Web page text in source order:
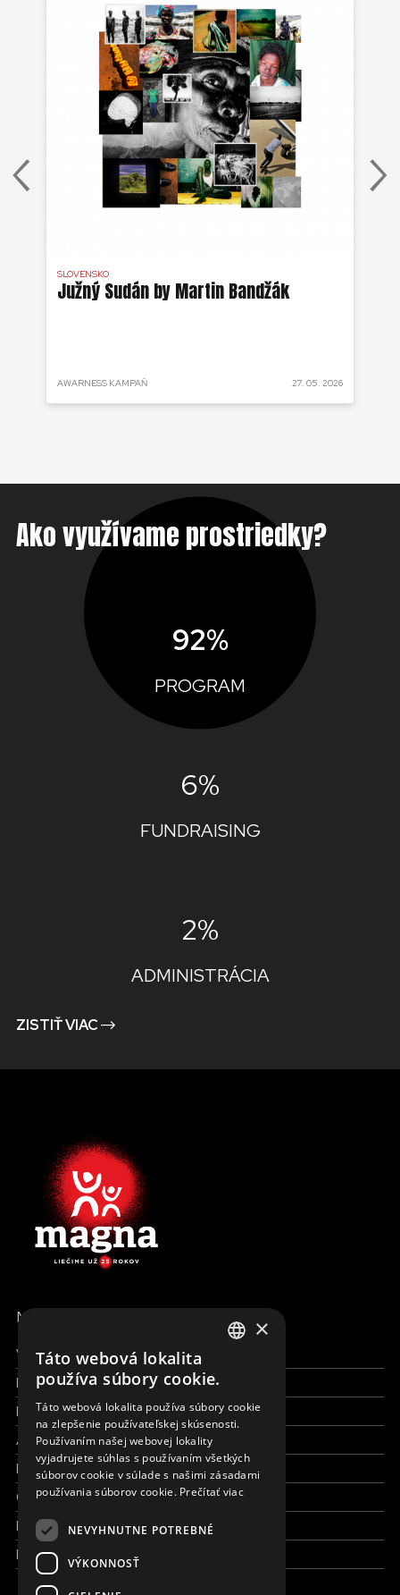
SLOVENSKO
Južný Sudán by Martin Bandžák
AWARNESS KAMPAŇ 27. 05. 2026
Ako využívame prostriedky?
92%
PROGRAM
6%
FUNDRAISING
2%
ADMINISTRÁCIA
ZISTIŤ VIAC
MENU
Všetky formy pomoci
Financie a reporty
Pracujte s nami
Aktuálne
Kto sme
Čo robíme
Kde robíme
Kontaktujte nás
CZECH
FRENCH
×
Táto webová lokalita
používa súbory cookie.
Táto webová lokalita používa súbory cookie
na zlepšenie používateľskej skúsenosti.
Používaním našej webovej lokality
vyjadrujete súhlas s používaním všetkých
súborov cookie v súlade s našimi zásadami
používania súborov cookie. Prečítať viac
NEVYHNUTNE POTREBNÉ
VÝKONNOSŤ